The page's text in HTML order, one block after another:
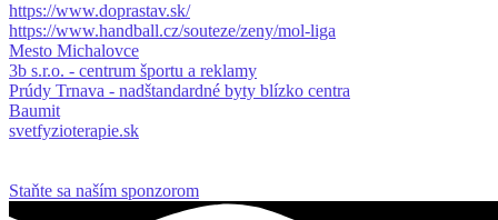
https://www.doprastav.sk/
https://www.handball.cz/souteze/zeny/mol-liga
Mesto Michalovce
3b s.r.o. - centrum športu a reklamy
Prúdy Trnava - nadštandardné byty blízko centra
Baumit
svetfyzioterapie.sk
Staňte sa naším sponzorom